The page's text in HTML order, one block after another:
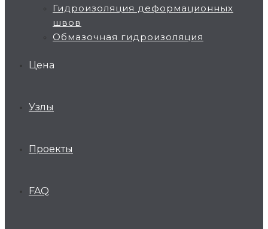
Гидроизоляция деформационных
швов
Обмазочная гидроизоляция
Цена
Узлы
Проекты
FAQ